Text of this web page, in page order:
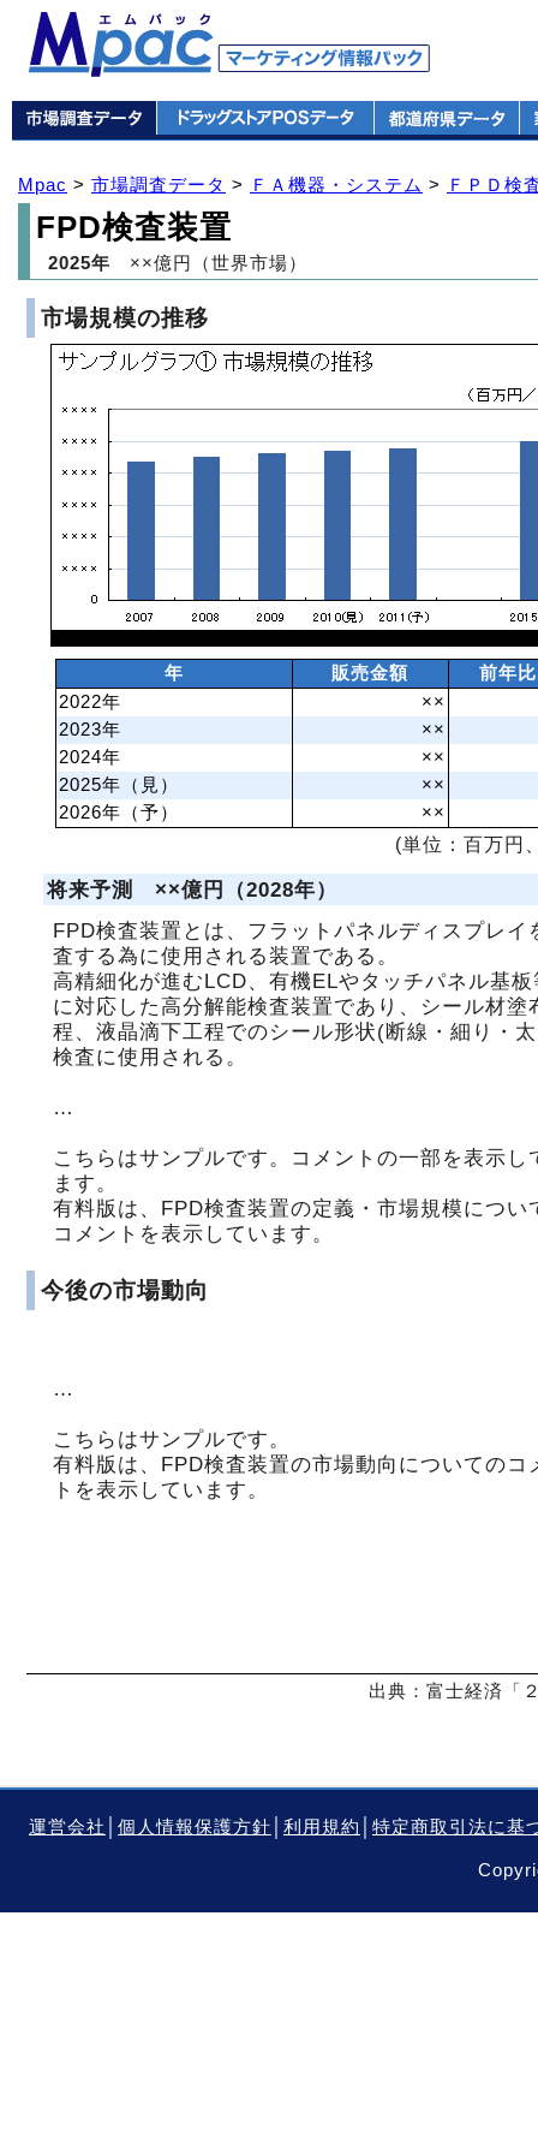
Mpac > 市場調査データ > ＦＡ機器・システム > ＦＰＤ検
FPD検査装置
2025年 ××億円（世界市場）
市場規模の推移
年 販売金額
前年比
2022年
××
2023年
××
2024年
××
2025年（見）
××
2026年（予）
××
(単位：百万円
将来予測 ××億円（2028年）
FPD検査装置とは、フラットパネルディスプレイ
査する為に使用される装置である。
高精細化が進むLCD、有機ELやタッチパネル基板
に対応した高分解能検査装置であり、シール材塗
程、液晶滴下工程でのシール形状(断線・細り・
検査に使用される。
…
こちらはサンプルです。コメントの一部を表示し
ます。
有料版は、FPD検査装置の定義・市場規模につい
コメントを表示しています。
今後の市場動向
…
こちらはサンプルです。
有料版は、FPD検査装置の市場動向についてのコ
トを表示しています。
出典：富士経済「
運営会社 個人情報保護方針 利用規約 特定商取引法に基